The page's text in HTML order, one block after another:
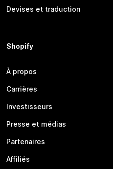
Devises et traduction
Shopify
À propos
Carrières
Investisseurs
Presse et médias
Partenaires
Affiliés